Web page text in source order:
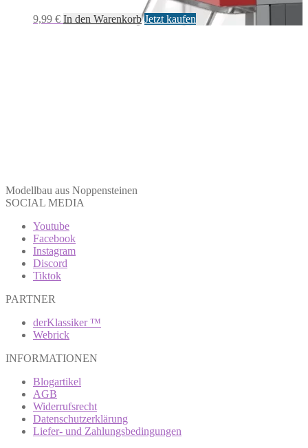
9,99 € In den Warenkorb Jetzt kaufen
Modellbau aus Noppensteinen
SOCIAL MEDIA
Youtube
Facebook
Instagram
Discord
Tiktok
PARTNER
derKlassiker ™
Webrick
INFORMATIONEN
Blogartikel
AGB
Widerrufsrecht
Datenschutzerklärung
Liefer- und Zahlungsbedingungen